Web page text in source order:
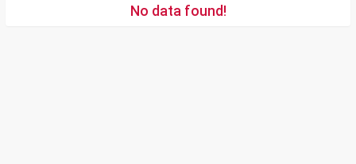
No data found!